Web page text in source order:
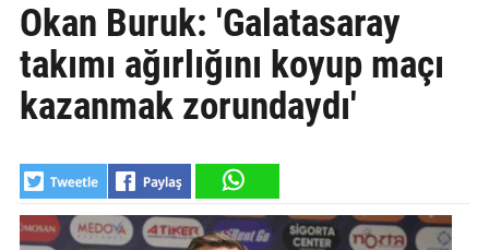
SAYFA
SAMSUN
HABER
GÜNDEM
SİYASET
Okan Buruk: 'Galatasaray
takımı ağırlığını koyup maçı
kazanmak zorundaydı'